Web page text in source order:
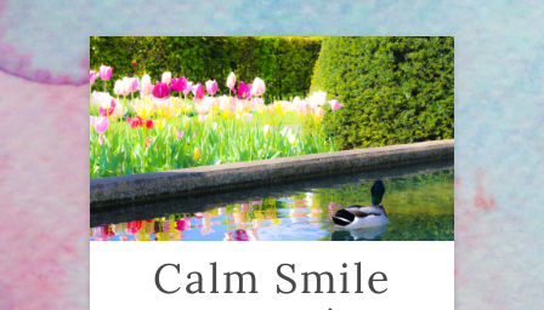
Skip
to
content
Calm Smile